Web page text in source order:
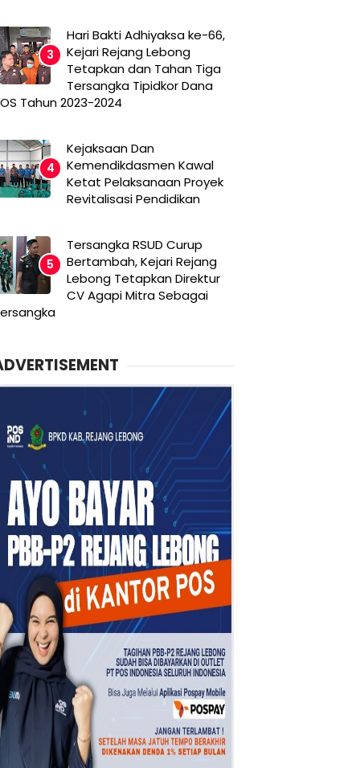
Hari Bakti Adhiyaksa ke-66,
Kejari Rejang Lebong
Tetapkan dan Tahan Tiga
Tersangka Tipidkor Dana
Tahun 2023-2024
Kejaksaan Dan
Kemendikdasmen Kawal
Ketat Pelaksanaan Proyek
Revitalisasi Pendidikan
Tersangka RSUD Curup
Bertambah, Kejari Rejang
Lebong Tetapkan Direktur
CV Agapi Mitra Sebagai